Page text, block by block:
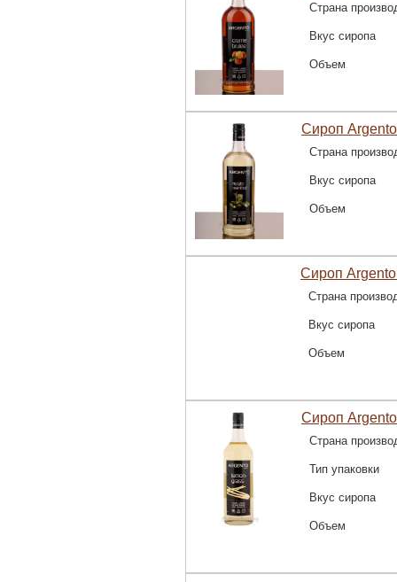
Страна
Вкус сиропа
Объем
Сироп
Страна
Вкус сиропа
Объем
Сироп
Страна
Вкус сиропа
Объем
Сироп
Страна
Тип упаковки
Вкус сиропа
Объем